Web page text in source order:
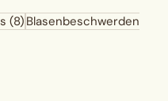
(8) Blasenbeschwerden